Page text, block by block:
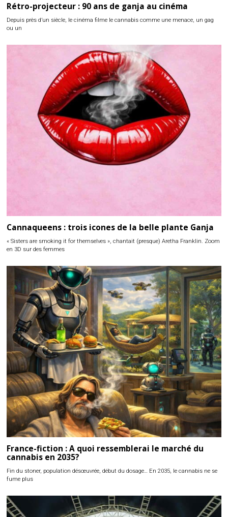
Rétro-projecteur : 90 ans de ganja au cinéma
Depuis près d’un siècle, le cinéma filme le cannabis comme une menace, un gag
ou un
Cannaqueens : trois icones de la belle plante Ganja
« Sisters are smoking it for themselves », chantait (presque) Aretha Franklin. Zoom
en 3D sur des femmes
France-fiction : A quoi ressemblerai le marché du
cannabis en 2035?
Fin du stoner, population désœuvrée, début du dosage… En 2035, le cannabis ne se
fume plus